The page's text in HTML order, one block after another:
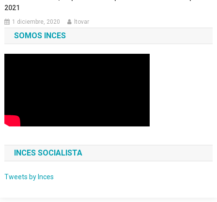
2021
1 diciembre, 2020 ltovar
SOMOS INCES
INCES SOCIALISTA
Tweets by Inces